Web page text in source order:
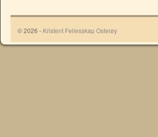
© 2026 - Kristent Fellesskap Osterøy